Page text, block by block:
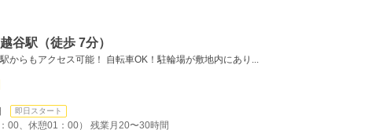
谷駅（徒歩 7分）
からもアクセス可能！ 自転車OK！駐輪場が敷地内にあり...
即日スタート
00、休憩01：00） 残業月20〜30時間